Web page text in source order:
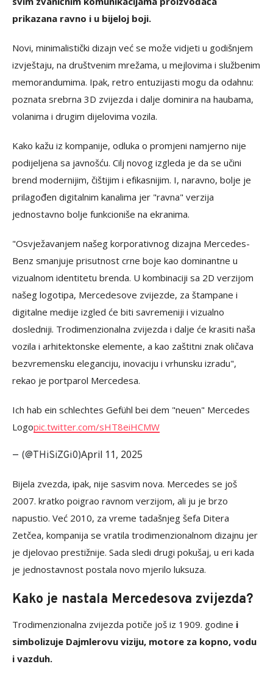
prikazana ravno i u bijeloj boji.
Novi, minimalistički dizajn već se može vidjeti u godišnjem
izvještaju, na društvenim mrežama, u mejlovima i službenim
memorandumima. Ipak, retro entuzijasti mogu da odahnu:
poznata srebrna 3D zvijezda i dalje dominira na haubama,
volanima i drugim dijelovima vozila.
Kako kažu iz kompanije, odluka o promjeni namjerno nije
podijeljena sa javnošću. Cilj novog izgleda je da se učini
brend modernijim, čištijim i efikasnijim. I, naravno, bolje je
prilagođen digitalnim kanalima jer "ravna" verzija
jednostavno bolje funkcioniše na ekranima.
"Osvježavanjem našeg korporativnog dizajna Mercedes-
Benz smanjuje prisutnost crne boje kao dominantne u
vizualnom identitetu brenda. U kombinaciji sa 2D verzijom
našeg logotipa, Mercedesove zvijezde, za štampane i
digitalne medije izgled će biti savremeniji i vizualno
dosledniji. Trodimenzionalna zvijezda i dalje će krasiti naša
vozila i arhitektonske elemente, a kao zaštitni znak oličava
bezvremensku eleganciju, inovaciju i vrhunsku izradu",
rekao je portparol Mercedesa.
Ich hab ein schlechtes Gefühl bei dem "neuen" Mercedes
Logopic.twitter.com/sHT8eiHCMW
— (@THiSiZGi0)April 11, 2025
Bijela zvezda, ipak, nije sasvim nova. Mercedes se još
2007. kratko poigrao ravnom verzijom, ali ju je brzo
napustio. Već 2010, za vreme tadašnjeg šefa Ditera
Zetčea, kompanija se vratila trodimenzionalnom dizajnu jer
je djelovao prestižnije. Sada sledi drugi pokušaj, u eri kada
je jednostavnost postala novo mjerilo luksuza.
Kako je nastala Mercedesova zvijezda?
Trodimenzionalna zvijezda potiče još iz 1909. godine i
simbolizuje Dajmlerovu viziju, motore za kopno, vodu
i vazduh.